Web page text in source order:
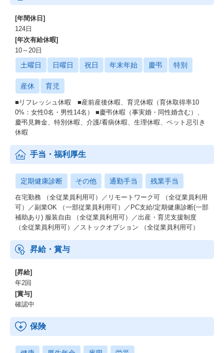
[年間休日]
124日
[年次有給休暇]
10～20日
土曜日 日曜日 祝日 年末年始 慶弔 特別
産休 育児
■リフレッシュ休暇 ■産前産後休暇、育児休暇（育休取得率10
0%：女性0名・男性14名） ■慶弔休暇（事実婚・同性婚含む）、
慶弔見舞金、特別休暇、介護/看病休暇、生理休暇、ペット忌引き
休暇
手当・福利厚生
定期健康診断 その他 通勤手当 残業手当
在宅勤務 （全従業員利用可）／リモートワーク可 （全従業員利用
可）／副業OK （一部従業員利用可）／PC支給/定期健康診断(一部
補助あり) 服装自由 （全従業員利用可）／出産・育児支援制度
（全従業員利用可）／ストックオプション （全従業員利用可）
昇給・賞与
[昇給]
年2回
[賞与]
確認中
保険